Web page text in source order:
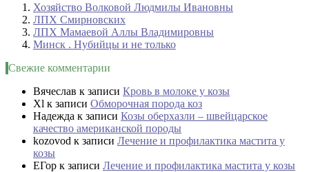
Хозяйство Волковой Людмилы Ивановны
ЛПХ Смирновских
ЛПХ Мамаевой Аллы Владимировны
Минск . Нубийцы и не только
Свежие комментарии
Вячеслав к записи Кровь в молоке у козы
Xl к записи Обморочная порода коз
Надежда к записи Козы оберхазли – швейцарское
качество американской породы
kozovod к записи Лечение и профилактика мастита у
козы
ЕГор к записи Лечение и профилактика мастита у козы